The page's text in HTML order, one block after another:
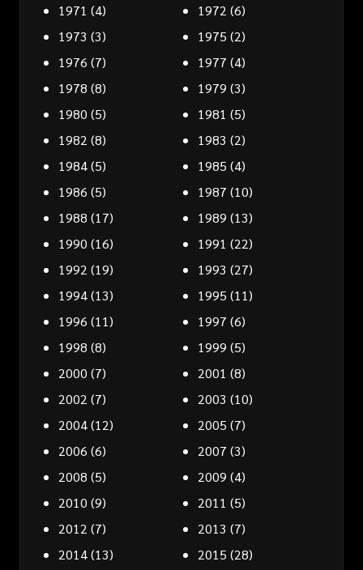
1971 (4) 1972 (6)
1973 (3) 1975 (2)
1976 (7) 1977 (4)
1978 (8) 1979 (3)
1980 (5) 1981 (5)
1982 (8) 1983 (2)
1984(5) 1985 (4)
1986 (5) 1987 (10)
1988 (17) 1989 (13)
1990 (16) 1991 (22)
1992 (19) 1993 (27)
1994(13) 1995 (11)
1996 (11) 1997 (6)
1998 (8) 1999 (5)
2000 (7) 2001 (8)
2002 (7) 2003 (10)
2004(12) 2005 (7)
2006 (6) 2007 (3)
2008 (5) 2009 (4)
2010 (9) 2011 (5)
2012 (7) 2013 (7)
2014(13) 2015 (28)